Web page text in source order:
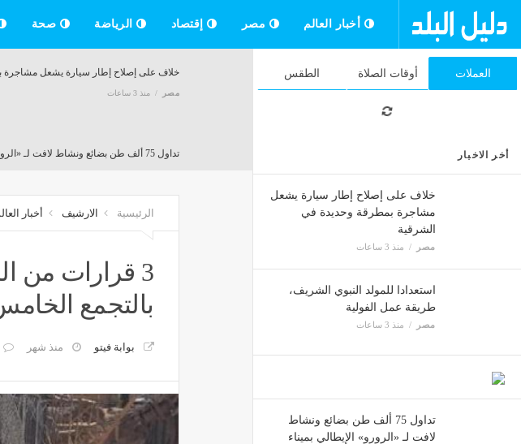
أخبار العالم مصر إقتصاد الرياضة صحة
العملات أوقات الصلاة الطقس
أخر الاخبار
خلاف على إصلاح إطار سيارة يشعل
مشاجرة بمطرقة وحديدة في
الشرقية
مصر منذ 3 ساعات
استعدادا للمولد النبوي الشريف،
طريقة عمل الفولية
مصر منذ 3 ساعات
تداول 75 ألف طن بضائع ونشاط
لافت لـ «الرورو» الإيطالي بميناء
خلاف على إصلاح إطار سيارة يشعل مشاجرة
مصر منذ 3 ساعات
تداول 75 ألف طن بضائع ونشاط لافت لـ «الرورو» الإيطالي بميناء دمياط اليوم
"لا أقبل بهذا الأسلوب"، حدوتة يرد على
ضبط مصنع "بير سلم" و6 أطنان مواد كيميائية خطرة في حملة تموينية بدمياط
الرئيسية الارشيف أخبار
3 قرارات من
بالتجمع
بوابة فيتو منذ شهر